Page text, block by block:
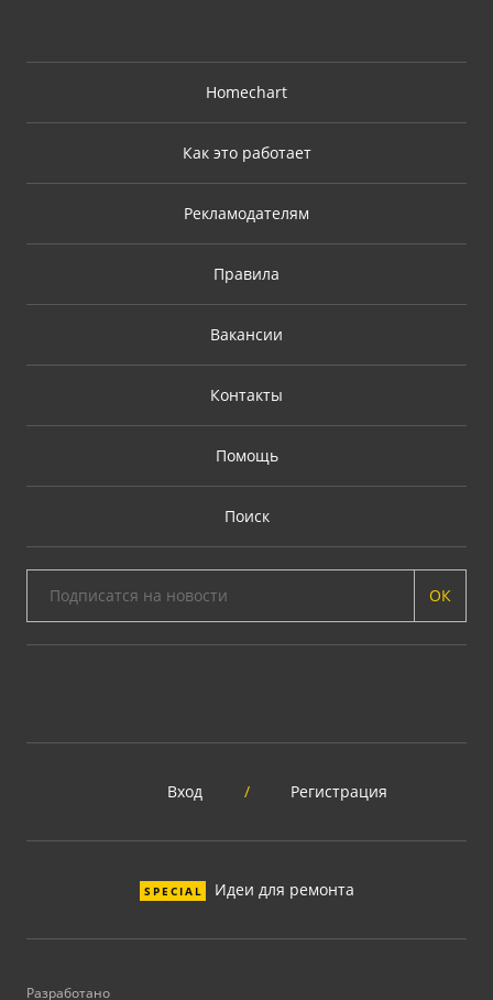
Homechart
Как это работает
Рекламодателям
Правила
Вакансии
Контакты
Помощь
Поиск
ОК
Вход / Регистрация
SPECIAL Идеи для ремонта
Разработано